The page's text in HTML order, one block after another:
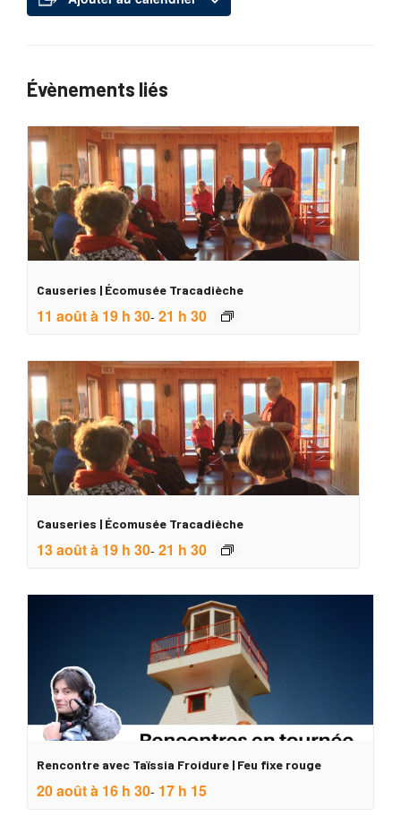
Évènements liés
Causeries | Écomusée Tracadièche
11 août à 19 h 30- 21 h 30
Causeries | Écomusée Tracadièche
13 août à 19 h 30- 21 h 30
Rencontre avec Taïssia Froidure | Feu fixe rouge
20 août à 16 h 30- 17 h 15